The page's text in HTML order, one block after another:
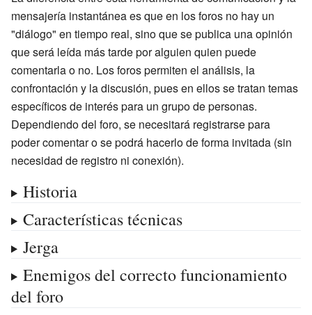
mensajería instantánea es que en los foros no hay un
"diálogo" en tiempo real, sino que se publica una opinión
que será leída más tarde por alguien quien puede
comentarla o no. Los foros permiten el análisis, la
confrontación y la discusión, pues en ellos se tratan temas
específicos de interés para un grupo de personas.
Dependiendo del foro, se necesitará registrarse para
poder comentar o se podrá hacerlo de forma invitada (sin
necesidad de registro ni conexión).
Historia
Características técnicas
Jerga
Enemigos del correcto funcionamiento
del foro